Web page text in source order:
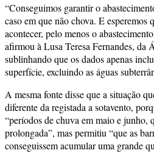
“Conseguimos garantir o
caso em que não chova. E esperemos
acontecer, pelo menos o
afirmou à Lusa Teresa Fernandes, da
sublinhando que os dados apenas
superfície, excluindo as águas
A mesma fonte disse que a situação
diferente da registada a sotavento,
“períodos de chuva em maio e junho,
prolongada”, mas permitiu “que as
conseguissem acumular uma grande